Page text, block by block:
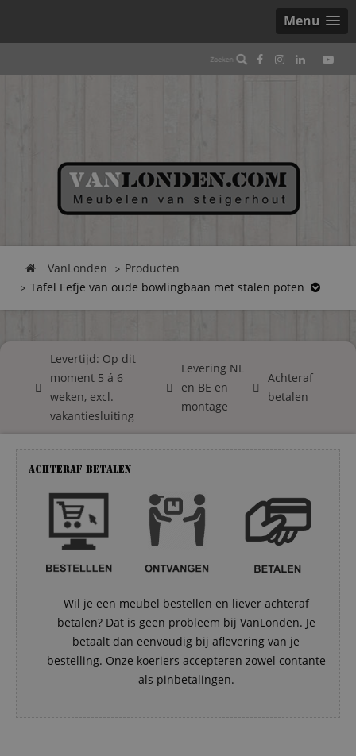
Menu
VanLonden
Producten
Tafel Eefje van oude bowlingbaan met stalen poten
Levertijd: Op dit
moment 5 á 6
weken, excl.
vakantiesluiting
Levering NL
en BE en
montage
Achteraf
betalen
Achteraf betalen
Wil je een meubel bestellen en liever achteraf
betalen? Dat is geen probleem bij VanLonden. Je
betaalt dan eenvoudig bij aflevering van je
bestelling. Onze koeriers accepteren zowel contante
als pinbetalingen.